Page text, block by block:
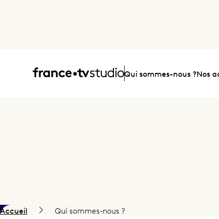
Accueil Qui sommes-nous ?Nos
Accueil Qui sommes-nous ?